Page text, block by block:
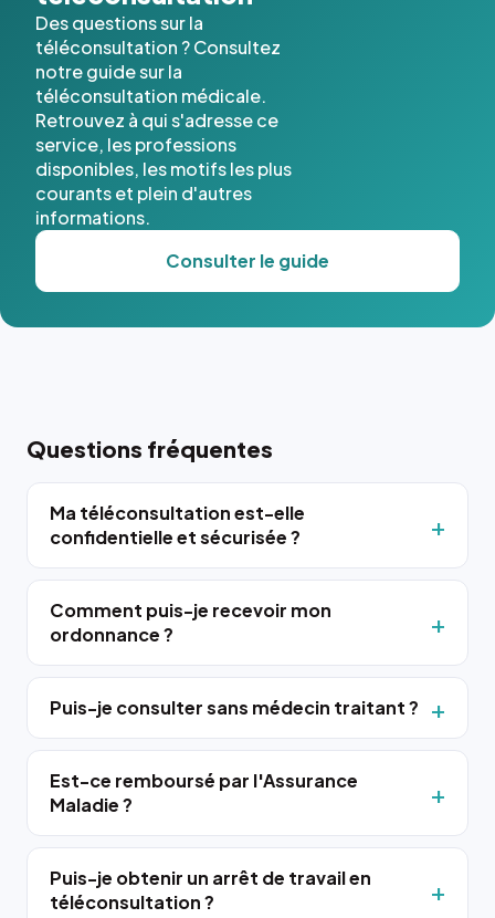
Des questions sur la
téléconsultation ? Consultez
notre guide sur la
téléconsultation médicale.
Retrouvez à qui s'adresse ce
service, les professions
disponibles, les motifs les plus
courants et plein d'autres
informations.
Consulter le guide
Questions fréquentes
Ma téléconsultation est-elle
confidentielle et sécurisée ?
Comment puis-je recevoir mon
ordonnance ?
Puis-je consulter sans médecin traitant ?
Est-ce remboursé par l'Assurance
Maladie ?
Puis-je obtenir un arrêt de travail en
téléconsultation ?